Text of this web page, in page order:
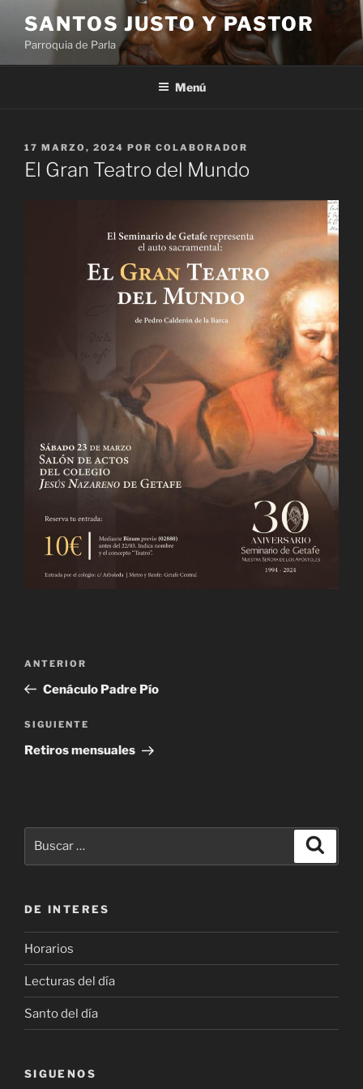
contenido
SANTOS JUSTO Y PASTOR
Parroquia de Parla
Menú
PUBLICADO
EL
17 MARZO, 2024 POR COLABORADOR
El Gran Teatro del Mundo
entradas
Entrada
anterior:
ANTERIOR
Cenáculo Padre Pío
Siguiente
entrada
SIGUIENTE
Retiros mensuales
DE INTERES
Horarios
Lecturas del día
Santo del día
SIGUENOS